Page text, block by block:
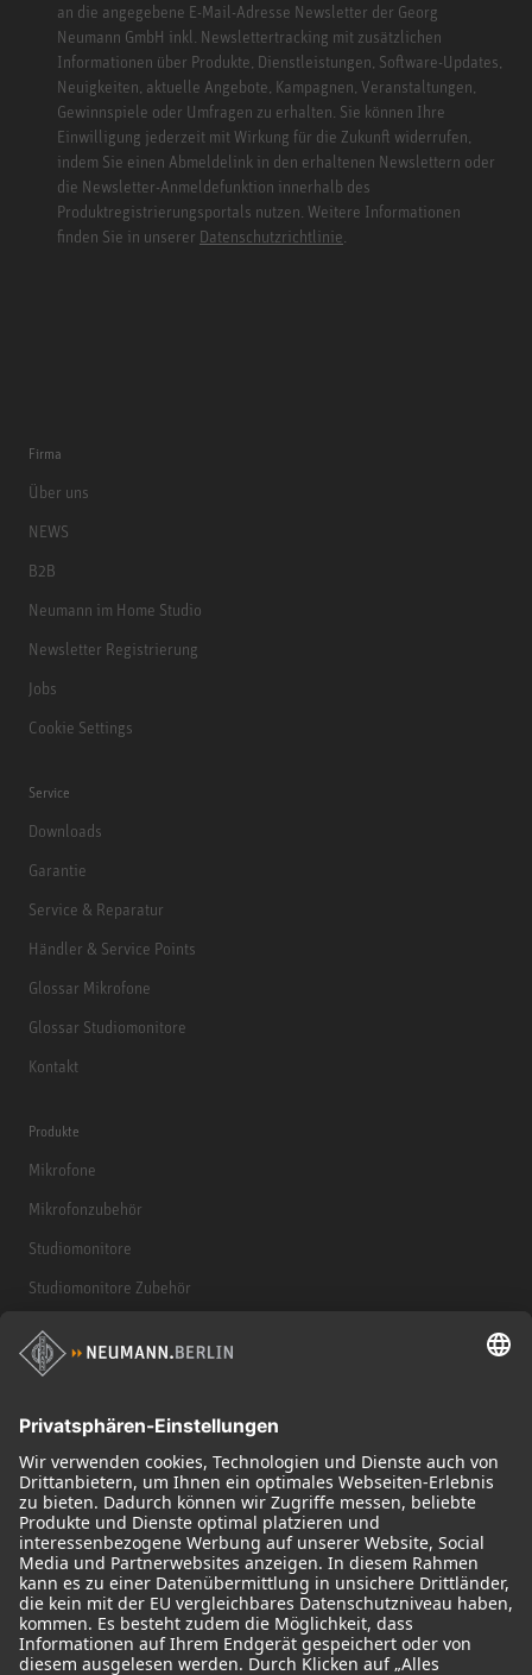
an die angegebene E-Mail-Adresse Newsletter der Georg
Neumann GmbH inkl. Newslettertracking mit zusätzlichen
Informationen über Produkte, Dienstleistungen, Software-Updates,
Neuigkeiten, aktuelle Angebote, Kampagnen, Veranstaltungen,
Gewinnspiele oder Umfragen zu erhalten. Sie können Ihre
Einwilligung jederzeit mit Wirkung für die Zukunft widerrufen,
indem Sie einen Abmeldelink in den erhaltenen Newslettern oder
die Newsletter-Anmeldefunktion innerhalb des
Produktregistrierungsportals nutzen. Weitere Informationen
finden Sie in unserer Datenschutzrichtlinie
Firma
Über uns
NEWS
B2B
Neumann im Home Studio
Newsletter Registrierung
Jobs
Cookie Settings
Service
Downloads
Garantie
Service & Reparatur
Händler & Service Points
Glossar Mikrofone
Glossar Studiomonitore
Kontakt
Produkte
Mikrofone
Mikrofonzubehör
Studiomonitore
Studiomonitore Zubehör
Kopfhörer
Historische Mikrofone